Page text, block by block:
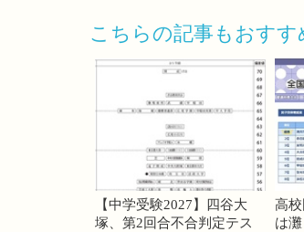
こちらの記事もおすす
【中学受験2027】四谷大
塚、第2回合不合判定テス
高
は